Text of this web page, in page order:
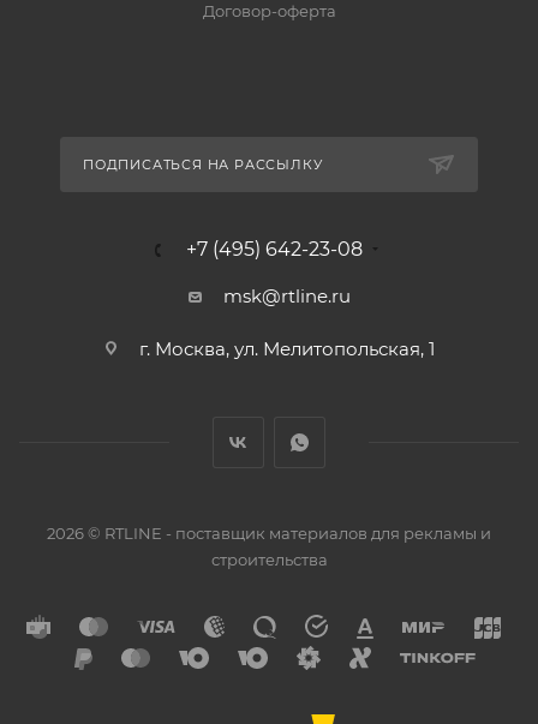
Договор-оферта
ПОДПИСАТЬСЯ НА РАССЫЛКУ
+7 (495) 642-23-08
msk@rtline.ru
г. Москва, ул. Мелитопольская, 1
2026 © RTLINE - поставщик материалов для рекламы и
строительства